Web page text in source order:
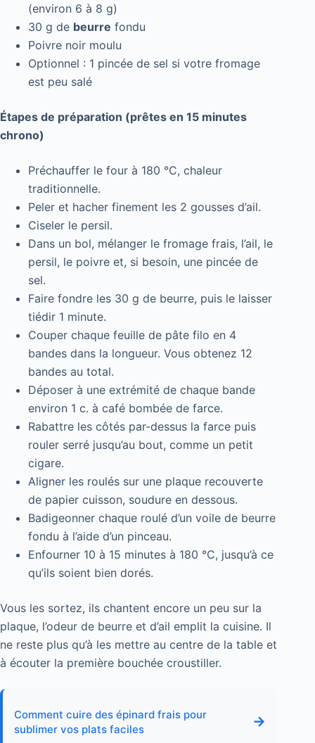
(environ 6 à 8 g)
30 g de beurre fondu
Poivre noir moulu
Optionnel : 1 pincée de sel si votre fromage
est peu salé
Étapes de préparation (prêtes en 15 minutes
chrono)
Préchauffer le four à 180 °C, chaleur
traditionnelle.
Peler et hacher finement les 2 gousses d’ail.
Ciseler le persil.
Dans un bol, mélanger le fromage frais, l’ail, le
persil, le poivre et, si besoin, une pincée de
sel.
Faire fondre les 30 g de beurre, puis le laisser
tiédir 1 minute.
Couper chaque feuille de pâte filo en 4
bandes dans la longueur. Vous obtenez 12
bandes au total.
Déposer à une extrémité de chaque bande
environ 1 c. à café bombée de farce.
Rabattre les côtés par-dessus la farce puis
rouler serré jusqu’au bout, comme un petit
cigare.
Aligner les roulés sur une plaque recouverte
de papier cuisson, soudure en dessous.
Badigeonner chaque roulé d’un voile de beurre
fondu à l’aide d’un pinceau.
Enfourner 10 à 15 minutes à 180 °C, jusqu’à ce
qu’ils soient bien dorés.
Vous les sortez, ils chantent encore un peu sur la
plaque, l’odeur de beurre et d’ail emplit la cuisine. Il
ne reste plus qu’à les mettre au centre de la table et
à écouter la première bouchée croustiller.
Comment cuire des épinard frais pour
sublimer vos plats faciles
→